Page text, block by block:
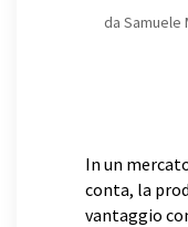
da Samuele
In un
conta, la
vantaggio